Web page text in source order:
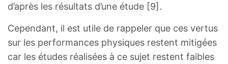
d’après les résultats d’une étude [9].
Cependant, il est utile de rappeler que ces vertus
sur les performances physiques restent mitigées
car les études réalisées à ce sujet restent faibles